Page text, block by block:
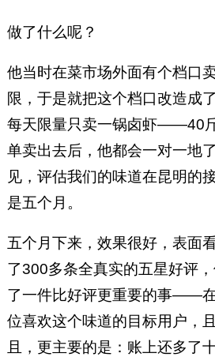
做了什么呢？
他当时在菜市场外面有个档口
限，于是就把这个档口改造成
每天限量只卖一锅卤虾——40
单卖出去后，他都会一对一地
见，评估我们的味道在昆明的
是五个月。
五个月下来，效果很好，表面
了300多条全真实的五星好评
了一件比好评更重要的事——
位喜欢这个味道的目标用户，
且，更主要的是：账上还多了